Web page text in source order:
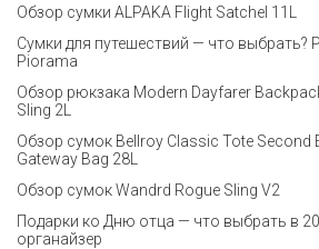
Обзор сумки ALPAKA Flight Satchel 11L
Сумки для путешествий — что выбрать?
Piorama
Обзор рюкзака Modern Dayfarer
Sling 2L
Обзор сумок Bellroy Classic Tote Second
Gateway Bag 28L
Обзор сумок Wandrd Rogue Sling V2
Подарки ко Дню отца — что выбрать в
органайзер